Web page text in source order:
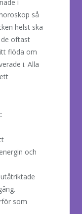
i
så
helst ska
de oftast
flöda om
i. Alla
och
som